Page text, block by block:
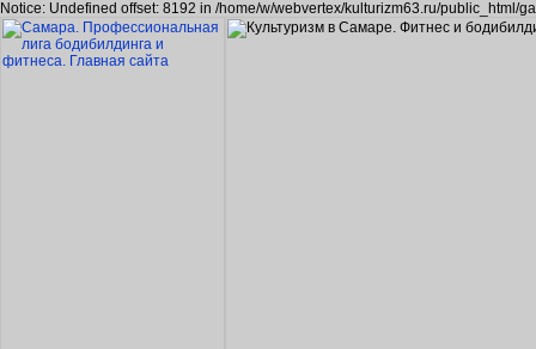
Notice: Undefined offset: 8192 in /home/w/webvertex/kulturizm63.ru/public_html/